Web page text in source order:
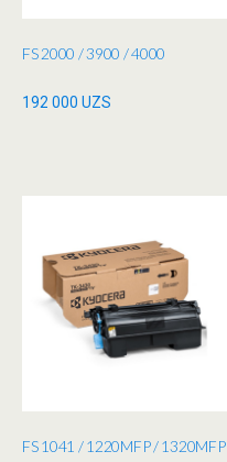
FS 2000 / 3900 / 4000
192 000 UZS
FS 1041 / 1220MFP / 1320MFP